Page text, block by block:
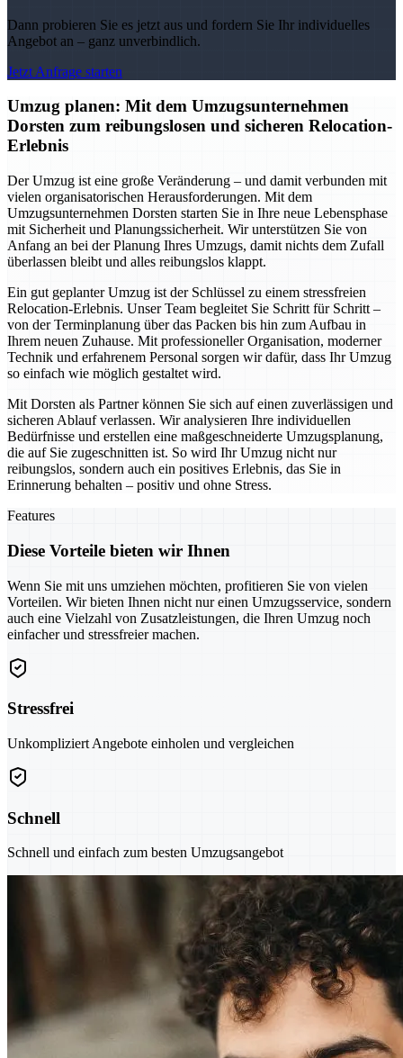
Dann probieren Sie es jetzt aus und fordern Sie Ihr individuelles
Angebot an – ganz unverbindlich.
Jetzt Anfrage starten
Umzug planen: Mit dem Umzugsunternehmen
Dorsten zum reibungslosen und sicheren Relocation-
Erlebnis
Der Umzug ist eine große Veränderung – und damit verbunden mit
vielen organisatorischen Herausforderungen. Mit dem
Umzugsunternehmen Dorsten starten Sie in Ihre neue Lebensphase
mit Sicherheit und Planungssicherheit. Wir unterstützen Sie von
Anfang an bei der Planung Ihres Umzugs, damit nichts dem Zufall
überlassen bleibt und alles reibungslos klappt.
Ein gut geplanter Umzug ist der Schlüssel zu einem stressfreien
Relocation-Erlebnis. Unser Team begleitet Sie Schritt für Schritt –
von der Terminplanung über das Packen bis hin zum Aufbau in
Ihrem neuen Zuhause. Mit professioneller Organisation, moderner
Technik und erfahrenem Personal sorgen wir dafür, dass Ihr Umzug
so einfach wie möglich gestaltet wird.
Mit Dorsten als Partner können Sie sich auf einen zuverlässigen und
sicheren Ablauf verlassen. Wir analysieren Ihre individuellen
Bedürfnisse und erstellen eine maßgeschneiderte Umzugsplanung,
die auf Sie zugeschnitten ist. So wird Ihr Umzug nicht nur
reibungslos, sondern auch ein positives Erlebnis, das Sie in
Erinnerung behalten – positiv und ohne Stress.
Features
Diese Vorteile bieten wir Ihnen
Wenn Sie mit uns umziehen möchten, profitieren Sie von vielen
Vorteilen. Wir bieten Ihnen nicht nur einen Umzugsservice, sondern
auch eine Vielzahl von Zusatzleistungen, die Ihren Umzug noch
einfacher und stressfreier machen.
Stressfrei
Unkompliziert Angebote einholen und vergleichen
Schnell
Schnell und einfach zum besten Umzugsangebot